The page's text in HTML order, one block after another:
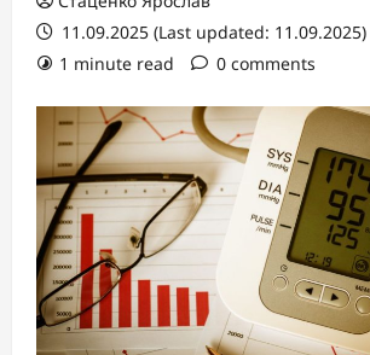
11.09.2025 (Last updated: 11.09.2025)
1 minute read
0 comments